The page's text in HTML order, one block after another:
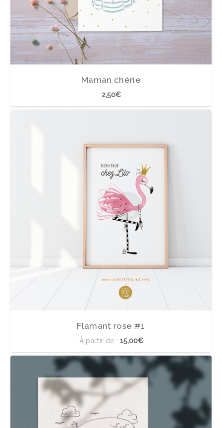
Maman chérie
2,50€
Flamant rose #1
À partir de : 15,00€